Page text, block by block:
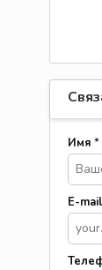
Имя *
E-mail